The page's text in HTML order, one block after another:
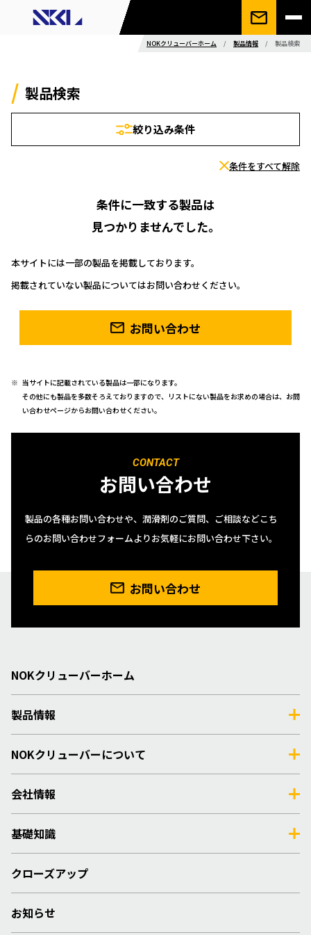
NOKクリューバーホーム / 製品情報 / 製品検索
製品検索
絞り込み条件
条件をすべて解除
条件に一致する製品は
見つかりませんでした。
本サイトには一部の製品を掲載しております。
掲載されていない製品についてはお問い合わせください。
お問い合わせ
当サイトに記載されている製品は一部になります。
その他にも製品を多数そろえておりますので、リストにない製品をお求めの場合は、お問
い合わせページからお問い合わせください。
CONTACT
お問い合わせ
製品の各種お問い合わせや、潤滑剤のご質問、ご相談などこち
らのお問い合わせフォームよりお気軽にお問い合わせ下さい。
お問い合わせ
NOKクリューバーホーム
製品情報
NOKクリューバーについて
会社情報
基礎知識
クローズアップ
お知らせ